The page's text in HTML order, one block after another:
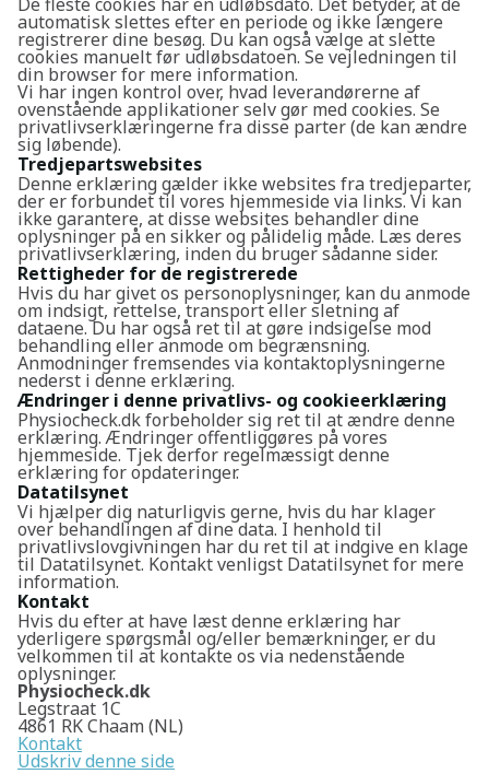
automatisk slettes efter en periode og ikke længere
registrerer dine besøg. Du kan også vælge at slette
cookies manuelt før udløbsdatoen. Se vejledningen til
din browser for mere information.
Vi har ingen kontrol over, hvad leverandørerne af
ovenstående applikationer selv gør med cookies. Se
privatlivserklæringerne fra disse parter (de kan ændre
sig løbende).
Tredjepartswebsites
Denne erklæring gælder ikke websites fra tredjeparter,
der er forbundet til vores hjemmeside via links. Vi kan
ikke garantere, at disse websites behandler dine
oplysninger på en sikker og pålidelig måde. Læs deres
privatlivserklæring, inden du bruger sådanne sider.
Rettigheder for de registrerede
Hvis du har givet os personoplysninger, kan du anmode
om indsigt, rettelse, transport eller sletning af
dataene. Du har også ret til at gøre indsigelse mod
behandling eller anmode om begrænsning.
Anmodninger fremsendes via kontaktoplysningerne
nederst i denne erklæring.
Ændringer i denne privatlivs- og cookieerklæring
Physiocheck.dk forbeholder sig ret til at ændre denne
erklæring. Ændringer offentliggøres på vores
hjemmeside. Tjek derfor regelmæssigt denne
erklæring for opdateringer.
Datatilsynet
Vi hjælper dig naturligvis gerne, hvis du har klager
over behandlingen af dine data. I henhold til
privatlivslovgivningen har du ret til at indgive en klage
til Datatilsynet. Kontakt venligst Datatilsynet for mere
information.
Kontakt
Hvis du efter at have læst denne erklæring har
yderligere spørgsmål og/eller bemærkninger, er du
velkommen til at kontakte os via nedenstående
oplysninger.
Physiocheck.dk
Legstraat 1C
4861 RK Chaam (NL)
Kontakt
Udskriv denne side